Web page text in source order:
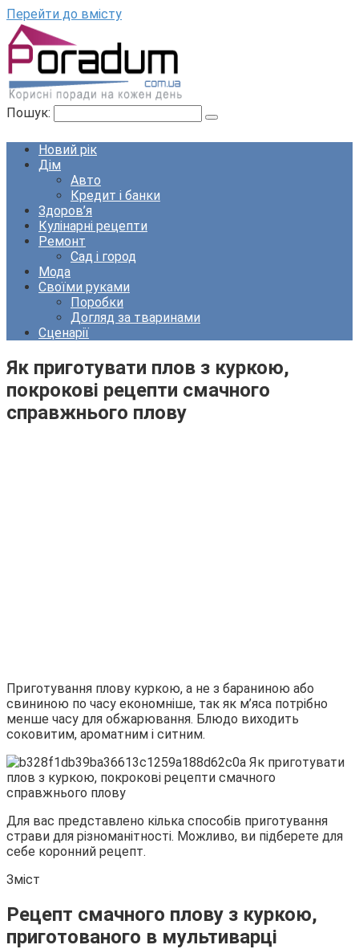
Перейти до вмісту
Пошук:
Новий рік
Дім
Авто
Кредит і банки
Здоров’я
Кулінарні рецепти
Ремонт
Сад і город
Мода
Своїми руками
Поробки
Догляд за тваринами
Сценарії
Як приготувати плов з куркою,
покрокові рецепти смачного
справжнього плову
Приготування плову куркою, а не з бараниною або
свининою по часу економніше, так як м’яса потрібно
менше часу для обжарювання. Блюдо виходить
соковитим, ароматним і ситним.
Для вас представлено кілька способів приготування
страви для різноманітності. Можливо, ви підберете для
себе коронний рецепт.
Зміст
Рецепт смачного плову з куркою,
приготованого в мультиварці